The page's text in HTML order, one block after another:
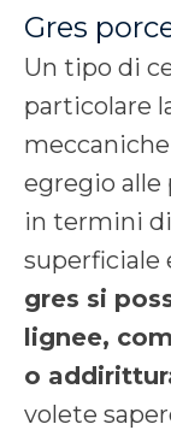
Gres
Un tipo di
particolare
egregio alle
in termini
superficiale
gres si
lignee,
o
volete